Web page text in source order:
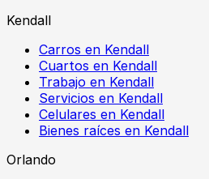
Kendall
Carros en Kendall
Cuartos en Kendall
Trabajo en Kendall
Servicios en Kendall
Celulares en Kendall
Bienes raíces en Kendall
Orlando